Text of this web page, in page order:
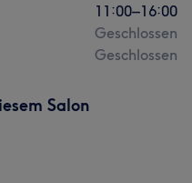
11:00–16:00
Geschlossen
Geschlossen
Salon